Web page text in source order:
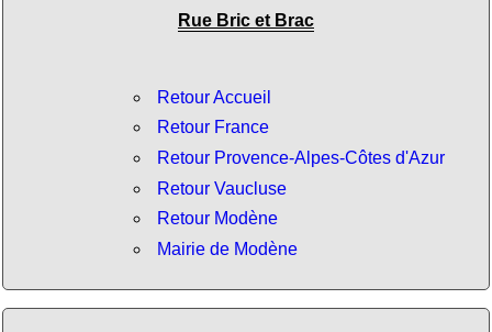
Rue Bric et Brac
Retour Accueil
Retour France
Retour Provence-Alpes-Côtes d'Azur
Retour Vaucluse
Retour Modène
Mairie de Modène